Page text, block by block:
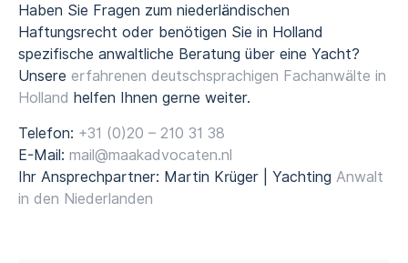
Haben Sie Fragen zum niederländischen
Haftungsrecht oder benötigen Sie in Holland
spezifische anwaltliche Beratung über eine Yacht?
Unsere erfahrenen deutschsprachigen Fachanwälte in
Holland helfen Ihnen gerne weiter.
Telefon: +31 (0)20 – 210 31 38
E-Mail: mail@maakadvocaten.nl
Ihr Ansprechpartner: Martin Krüger | Yachting Anwalt
in den Niederlanden